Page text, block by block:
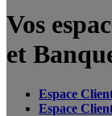
Vos
et
Espace
Espace